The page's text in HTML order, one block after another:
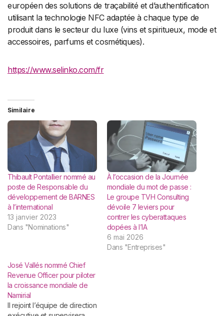
européen des solutions de traçabilité et d’authentification
utilisant la technologie NFC adaptée à chaque type de
produit dans le secteur du luxe (vins et spiritueux, mode et
accessoires, parfums et cosmétiques).
https://www.selinko.com/fr
Similaire
Thibault Pontallier nommé au
poste de Responsable du
développement de BARNES
à l’international
13 janvier 2023
Dans "Nominations"
À l’occasion de la Journée
mondiale du mot de passe :
Le groupe TVH Consulting
dévoile 7 leviers pour
contrer les cyberattaques
dopées à l’IA
6 mai 2026
Dans "Entreprises"
José Vallés nommé Chief
Revenue Officer pour piloter
la croissance mondiale de
Namirial
Il rejoint l’équipe de direction